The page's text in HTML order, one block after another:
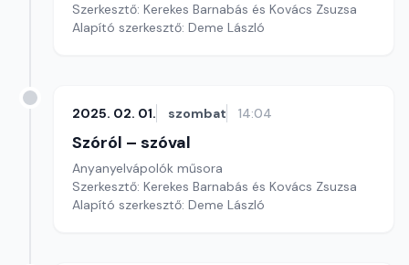
Szerkesztő: Kerekes Barnabás és Kovács Zsuzsa
Alapító szerkesztő: Deme László
2025. 02. 01. szombat 14:04
Szóról – szóval
Anyanyelvápolók műsora
Szerkesztő: Kerekes Barnabás és Kovács Zsuzsa
Alapító szerkesztő: Deme László